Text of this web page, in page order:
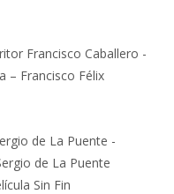
Francisco Caballero -
– Francisco Félix
de La Puente -
de La Puente
Sin Fin